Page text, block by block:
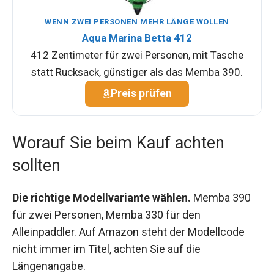
WENN ZWEI PERSONEN MEHR LÄNGE WOLLEN
Aqua Marina Betta 412
412 Zentimeter für zwei Personen, mit Tasche
statt Rucksack, günstiger als das Memba 390.
Preis prüfen
Worauf Sie beim Kauf achten
sollten
Die richtige Modellvariante wählen. Memba 390
für zwei Personen, Memba 330 für den
Alleinpaddler. Auf Amazon steht der Modellcode
nicht immer im Titel, achten Sie auf die
Längenangabe.